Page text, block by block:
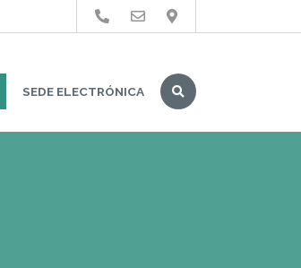
SEDE ELECTRÓNICA
Buscar